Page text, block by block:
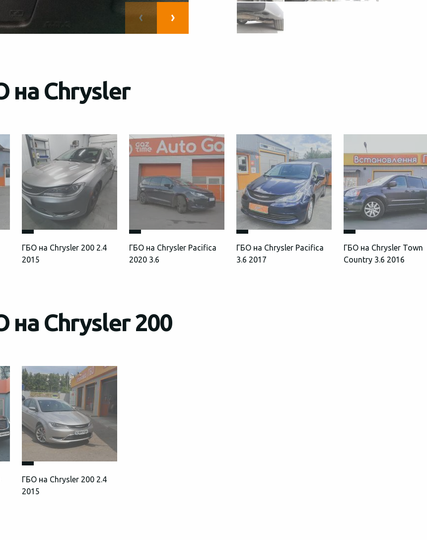
на Chrysler
ГБО на Chrysler 200 2.4
2015
ГБО на Chrysler Pacifica
2020 3.6
ГБО на Chrysler Pacifica
3.6 2017
ГБО на Chrysler Town
Country 3.6 2016
Chrysler 200
ГБО на Chrysler 200 2.4
2015